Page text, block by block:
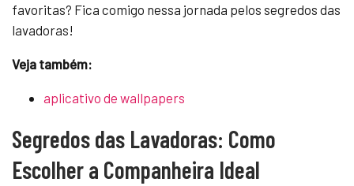
favoritas? Fica comigo nessa jornada pelos segredos das
lavadoras!
Veja também:
aplicativo de wallpapers
Segredos das Lavadoras: Como
Escolher a Companheira Ideal